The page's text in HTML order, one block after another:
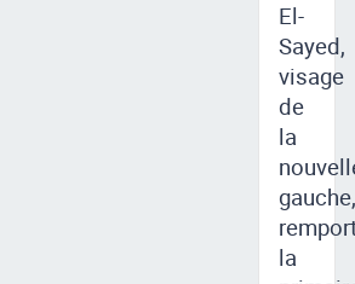
El-
Sayed,
visage
de
la
gauche,
la